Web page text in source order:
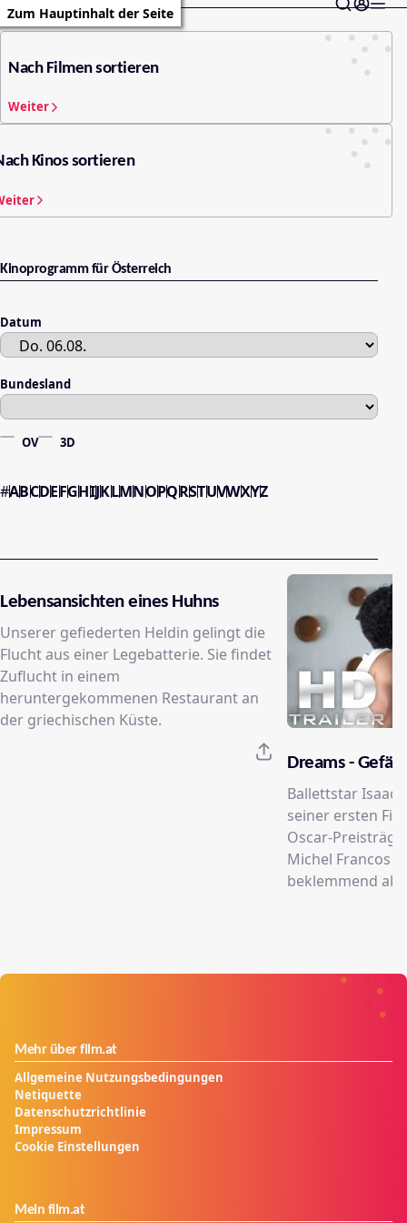
Zum Hauptinhalt der Seite
Nach Filmen sortieren
Weiter
Kinos sortieren
Kinoprogramm für Österreich
Datum
Bundesland
OV 3D
#ABCDEFGHIJKLMNOPQRSTUVWXYZ
Lebensansichten eines Huhns
Unserer gefiederten Heldin gelingt die
Flucht aus einer Legebatterie. Sie findet
Zuflucht in einem
heruntergekommenen Restaurant an
der griechischen Küste.
Dreams -
Ballettstar Isaac
seiner ersten
Oscar-
Michel Francos
beklemmend
Mehr über film.at
Allgemeine Nutzungsbedingungen
Netiquette
Datenschutzrichtlinie
Impressum
Cookie Einstellungen
Mein film.at